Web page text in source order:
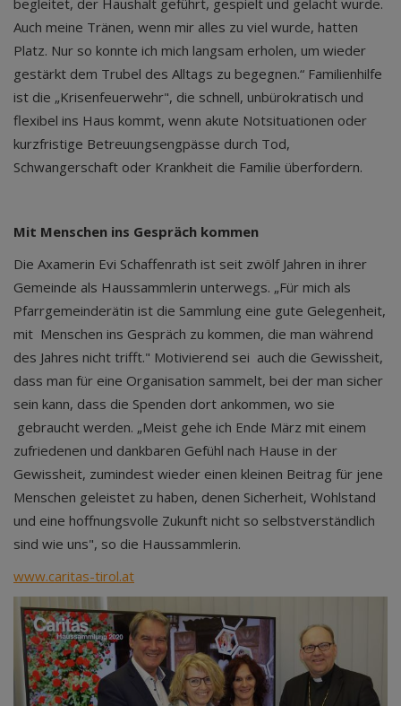
begleitet, der Haushalt geführt, gespielt und gelacht wurde.
Auch meine Tränen, wenn mir alles zu viel wurde, hatten
Platz. Nur so konnte ich mich langsam erholen, um wieder
gestärkt dem Trubel des Alltags zu begegnen.“ Familienhilfe
ist die „Krisenfeuerwehr", die schnell, unbürokratisch und
flexibel ins Haus kommt, wenn akute Notsituationen oder
kurzfristige Betreuungsengpässe durch Tod,
Schwangerschaft oder Krankheit die Familie überfordern.
Mit Menschen ins Gespräch kommen
Die Axamerin Evi Schaffenrath ist seit zwölf Jahren in ihrer
Gemeinde als Haussammlerin unterwegs. „Für mich als
Pfarrgemeinderätin ist die Sammlung eine gute Gelegenheit,
mit Menschen ins Gespräch zu kommen, die man während
des Jahres nicht trifft." Motivierend sei auch die Gewissheit,
dass man für eine Organisation sammelt, bei der man sicher
sein kann, dass die Spenden dort ankommen, wo sie
gebraucht werden. „Meist gehe ich Ende März mit einem
zufriedenen und dankbaren Gefühl nach Hause in der
Gewissheit, zumindest wieder einen kleinen Beitrag für jene
Menschen geleistet zu haben, denen Sicherheit, Wohlstand
und eine hoffnungsvolle Zukunft nicht so selbstverständlich
sind wie uns", so die Haussammlerin.
www.caritas-tirol.at